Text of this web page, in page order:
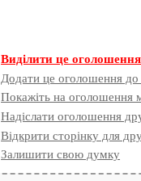
Виділити це оголошення
Додати це оголошення до
Покажіть на оголошення
Надіслати оголошення
Відкрити сторінку для
Залишити свою думку